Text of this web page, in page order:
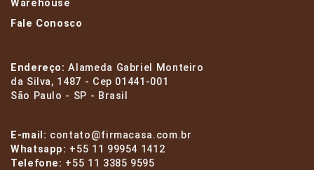
Warehouse
Fale Conosco
Endereço:Alameda Gabriel Monteiro
da Silva, 1487 - Cep 01441-001
São Paulo - SP - Brasil
E-mail: contato@firmacasa.com.br
Whatsapp: +55 11 99954 1412
Telefone: +55 11 3385 9595